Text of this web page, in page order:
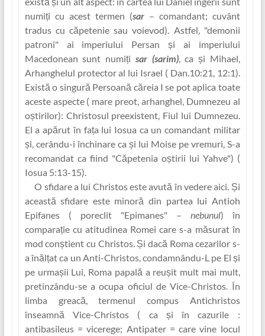
numi‏ți cu acest termen (sar– comandant; cuvânt
tradus cu căpetenie sau voievod). Astfel, "demonii
patroni" ai imperiului Persan și ai imperiului
Macedonean sunt numi‏ți sar (sarim), ca și Mihael,
Arhanghelul protector al lui Israel ( Dan.10:21, 12:1).
Există o singură Persoană căreia I se pot aplica toate
aceste aspecte ( mare preot, arhanghel, Dumnezeu al
oștirilor): Christosul preexistent, Fiul lui Dumnezeu.
El a apărut în faț‏a lui Iosua ca un comandant militar
și, cerându-i închinare ca și lui Moise pe vremuri, S-a
recomandat ca fiind "Căpetenia oștirii lui Yahve") (
Iosua 5:13-15).
O sfidare a lui Christos este avută în vedere aici. Și
această sfidare este minoră din partea lui Antioh
Epifanes ( poreclit "Epimanes" – nebunul) în
comparaț‏ie cu atitudinea Romei care s-a măsurat în
mod conștient cu Christos. Și dacă Roma cezarilor s-
a înălț‏at ca un Anti-Christos, condamnându-L pe El și
pe urmașii Lui, Roma papală a reușit mult mai mult,
pretinzându-se a ocupa oficiul de Vice-Christos. În
limba greacă, termenul compus Antichristos
înseamnă Vice-Christos ( ca și în cazurile :
antibasileus = vicerege; Antipater = care ‏vine locul